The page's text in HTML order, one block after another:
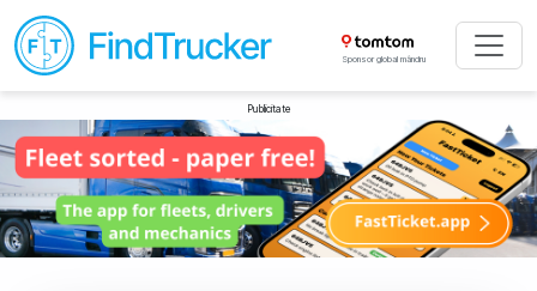
Sponsor global mândru
Publicitate